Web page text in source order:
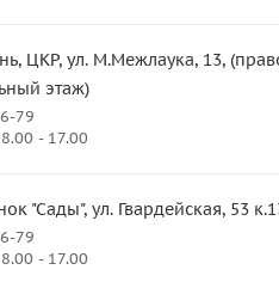
ЦКР, ул. М.Межлаука, 13,
этаж)
79
- 17.00
"Сады", ул. Гвардейская, 53
79
- 17.00